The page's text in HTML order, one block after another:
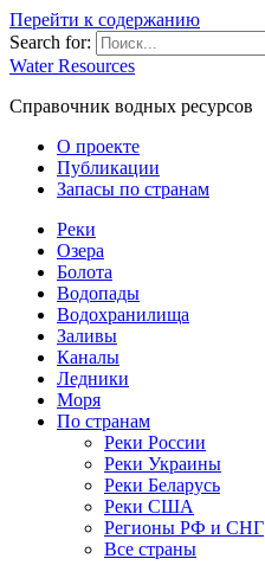
Перейти к содержанию
Search for:
Water Resources
Справочник водных ресурсов
О проекте
Публикации
Запасы по странам
Реки
Озера
Болота
Водопады
Водохранилища
Заливы
Каналы
Ледники
Моря
По странам
Реки России
Реки Украины
Реки Беларусь
Реки США
Регионы РФ и СНГ
Все страны